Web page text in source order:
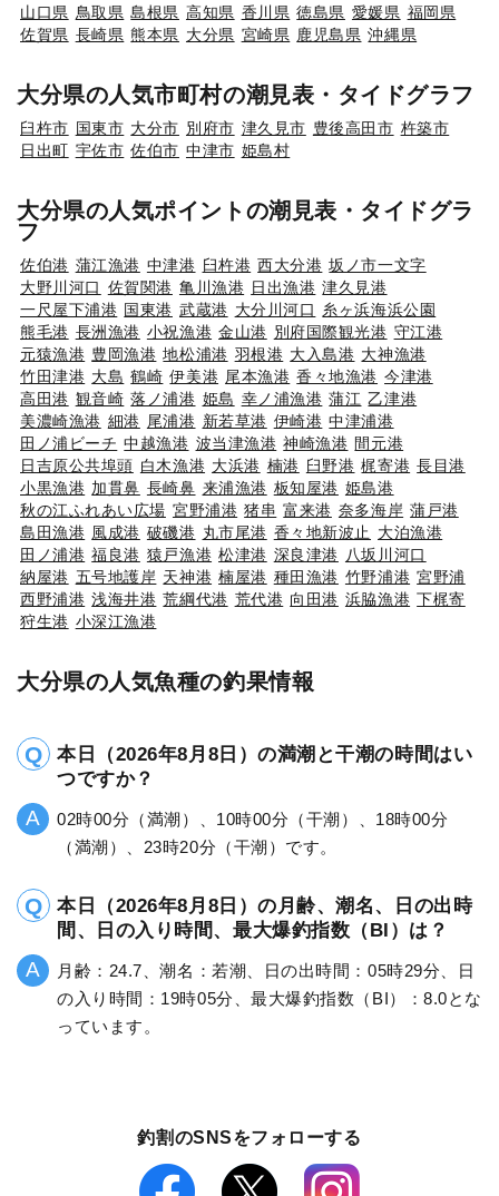
山口県 鳥取県 島根県 高知県 香川県 徳島県 愛媛県 福岡県
佐賀県 長崎県 熊本県 大分県 宮崎県 鹿児島県 沖縄県
大分県の人気市町村の潮見表・タイドグラフ
臼杵市 国東市 大分市 別府市 津久見市 豊後高田市 杵築市
日出町 宇佐市 佐伯市 中津市 姫島村
大分県の人気ポイントの潮見表・タイドグラ
フ
佐伯港 蒲江漁港 中津港 臼杵港 西大分港 坂ノ市一文字
大野川河口 佐賀関港 亀川漁港 日出漁港 津久見港
一尺屋下浦港 国東港 武蔵港 大分川河口 糸ヶ浜海浜公園
熊毛港 長洲漁港 小祝漁港 金山港 別府国際観光港 守江港
元猿漁港 豊岡漁港 地松浦港 羽根港 大入島港 大神漁港
竹田津港 大島 鶴崎 伊美港 尾本漁港 香々地漁港 今津港
高田港 観音崎 落ノ浦港 姫島 幸ノ浦漁港 蒲江 乙津港
美濃崎漁港 細港 尾浦港 新若草港 伊崎港 中津浦港
田ノ浦ビーチ 中越漁港 波当津漁港 神崎漁港 間元港
日吉原公共埠頭 白木漁港 大浜港 楠港 臼野港 梶寄港 長目港
小黒漁港 加貫鼻 長崎鼻 来浦漁港 板知屋港 姫島港
秋の江ふれあい広場 宮野浦港 猪串 富来港 奈多海岸 蒲戸港
島田漁港 風成港 破磯港 丸市尾港 香々地新波止
大泊漁港
田ノ浦港 福良港 猿戸漁港 松津港 深良津港 八坂川河口
納屋港 五号地護岸 天神港 楠屋港 種田漁港 竹野浦港 宮野浦
西野浦港 浅海井港 荒綱代港 荒代港 向田港 浜脇漁港 下梶寄
狩生港 小深江漁港
大分県の人気魚種の釣果情報
本日（2026年8月8日）の満潮と干潮の時間はい
つですか？
02時00分（満潮）、10時00分（干潮）、18時00分
（満潮）、23時20分（干潮）です。
本日（2026年8月8日）の月齢、潮名、日の出時
間、日の入り時間、最大爆釣指数（BI）は？
月齢：24.7、潮名：若潮、日の出時間：05時29分、日
の入り時間：19時05分、最大爆釣指数（BI）：8.0とな
っています。
釣割のSNSをフォローする